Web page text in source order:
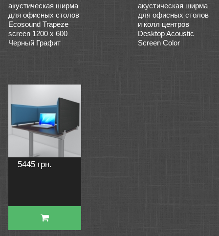
акустическая ширма
для офисных столов
Ecosound Trapeze
screen 1200 х 600
Черный Графит
акустическая ширма
для офисных столов
и колл центров
Desktop Acoustic
Screen Color
5445 грн.